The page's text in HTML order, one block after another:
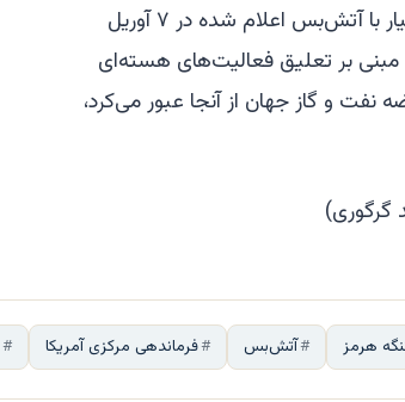
این پیشنهاد به طور رسمی به درگیری که در آن جنگ تمام‌عیار با آتش‌بس اعلام شده در ۷ آوریل
مبنی بر تعلیق فعالیت‌های هسته‌ای
و گاز جهان از آنجا عبور می‌کرد،
گرگوری)
هرمز آتش‌بس فرماندهی مرکزی آمریکا